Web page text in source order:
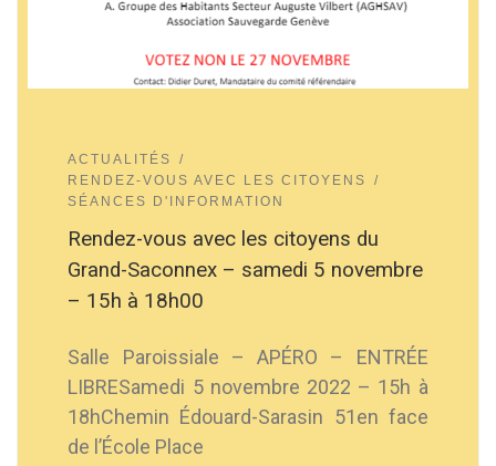
ACTUALITÉS
RENDEZ-VOUS AVEC LES CITOYENS
SÉANCES D'INFORMATION
Rendez-vous avec les citoyens du
Grand-Saconnex – samedi 5 novembre
– 15h à 18h00
Salle Paroissiale – APÉRO – ENTRÉE
LIBRESamedi 5 novembre 2022 – 15h à
18hChemin Édouard-Sarasin 51en face
de l’École Place